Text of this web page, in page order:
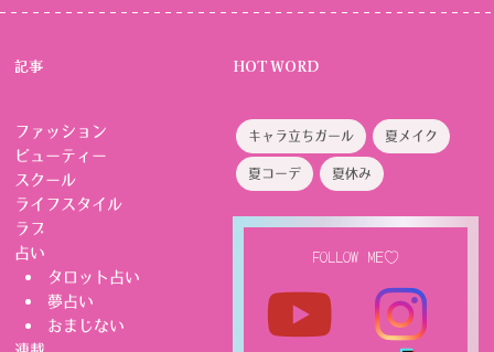
記事
ファッション
ビューティー
スクール
ライフスタイル
ラブ
占い
タロット占い
夢占い
おまじない
HOT WORD
キャラ立ちガール 夏メイク
夏コーデ 夏休み
FOLLOW ME♡